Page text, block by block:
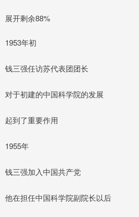
展开剩余88%
1953年初
钱三强任访苏代表团团长
对于初建的中国科学院的发展
起到了重要作用
1955年
钱三强加入中国共产党
他在担任中国科学院副院长以后